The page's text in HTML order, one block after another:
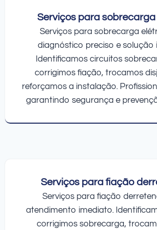
Serviços para
Serviços para sobrecarga
diagnóstico preciso e solução
Identificamos circuitos
corrigimos fiação, trocamos
reforçamos a instalação.
garantindo segurança e
Serviços para fiação
Serviços para fiação
atendimento imediato.
corrigimos sobrecarga,